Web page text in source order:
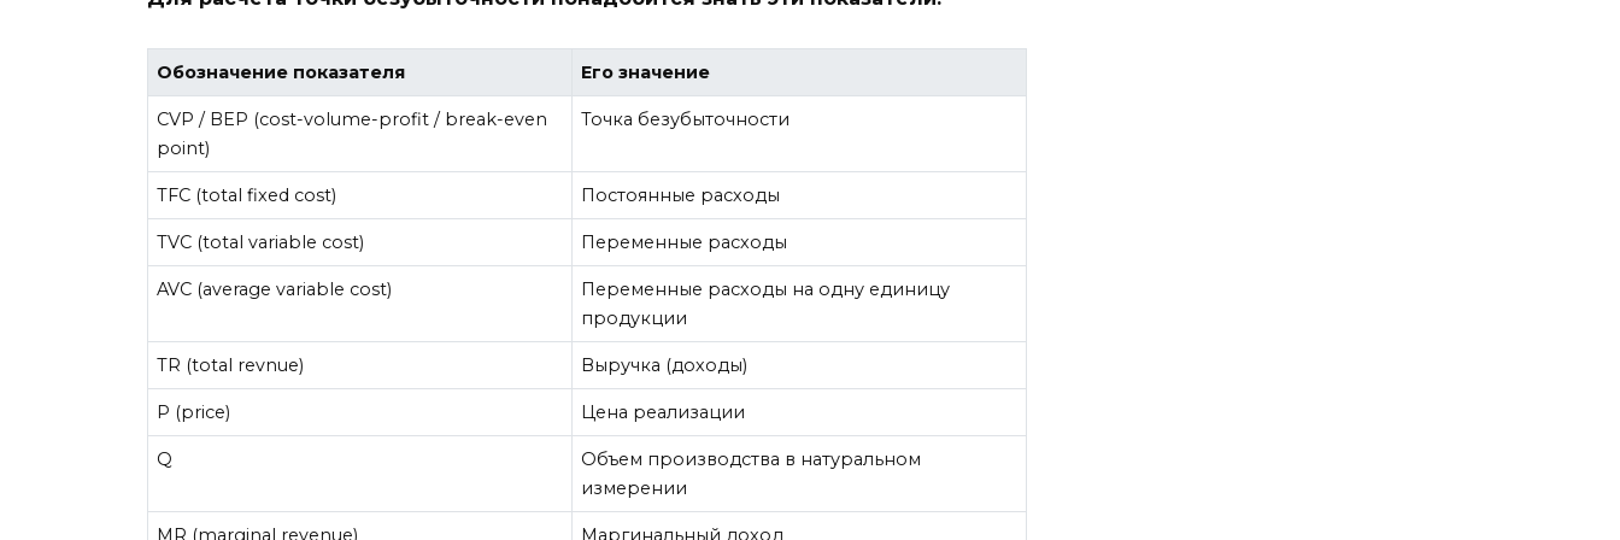
Обозначение показателя Его значение
CVP / BEP (cost-volume-profit / break-even
point)
Точка безубыточности
TFC (total fixed cost) Постоянные расходы
TVC (total variable cost) Переменные расходы
AVC (average variable cost)
Переменные расходы на одну единицу
продукции
TR (total revnue) Выручка (доходы)
P (price) Цена реализации
Q
Объем производства в натуральном
измерении
MR (marginal revenue) Маргинальный доход